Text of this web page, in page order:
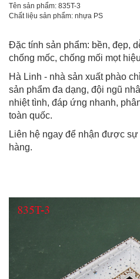
Tên sản phẩm: 835T-3
Chất liệu sản phẩm: nhựa PS
Đặc tính sản phẩm: bền, đẹp,
chống mốc, chống mối mọt
Hà Linh - nhà sản xuất phào
sản phẩm đa dạng, đội ngũ
nhiệt tình, đáp ứng nhanh,
toàn quốc.
Liên hệ ngay để nhận được
hàng.